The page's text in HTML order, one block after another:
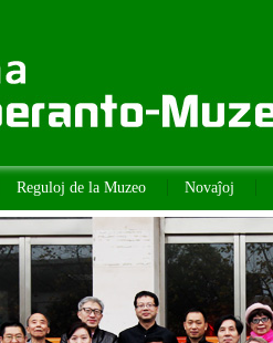
Reguloj de la Muzeo Novaĵoj